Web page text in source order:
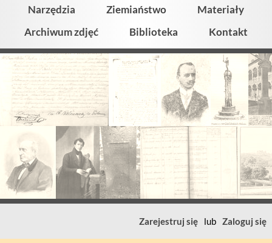
Narzędzia
Ziemiaństwo
Materiały
Archiwum zdjęć
Biblioteka Kontakt
Zarejestruj się lub Zaloguj się